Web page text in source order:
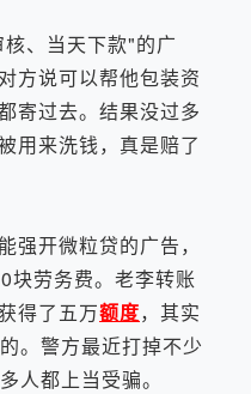
、当天下款"的广
方说可以帮他包装资
寄过去。结果没过多
用来洗钱，真是赔了
开微粒贷的广告，
块劳务费。老李转账
得了五万额度，其实
。警方最近打掉不少
人都上当受骗。